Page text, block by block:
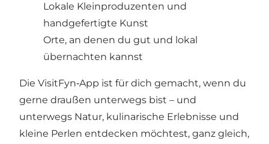
Lokale Kleinproduzenten und
handgefertigte Kunst
Orte, an denen du gut und lokal
übernachten kannst
Die VisitFyn‑App ist für dich gemacht, wenn du
gerne draußen unterwegs bist – und
unterwegs Natur, kulinarische Erlebnisse und
kleine Perlen entdecken möchtest, ganz gleich,